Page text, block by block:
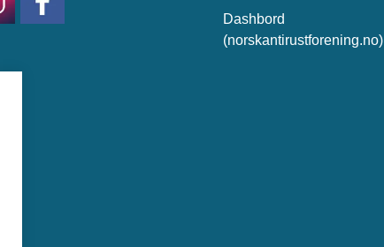
Dashbord
(norskantirustforening.no)